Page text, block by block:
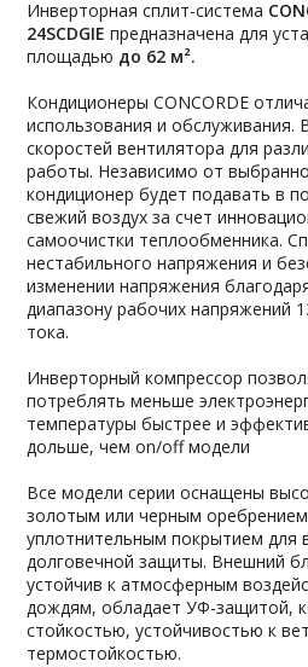
Инверторная сплит-система
24SCDGIE предназначена для
площадью до 62 м².
Кондиционеры CONCORDE
использования и обслуживания.
скоростей вентилятора для
работы. Независимо от
кондиционер будет подавать в
свежий воздух за счет
самоочистки теплообменника.
нестабильного напряжения и
изменении напряжения
диапазону рабочих напряжений
тока.
Инверторный компрессор
потреблять меньше
температуры быстрее и
дольше, чем on/off модели
Все модели серии оснащены
золотым или черным
уплотнительным покрытием для
долговечной защиты. Внешний
устойчив к атмосферным
дождям, обладает УФ-защитой,
стойкостью, устойчивостью к
термостойкостью.